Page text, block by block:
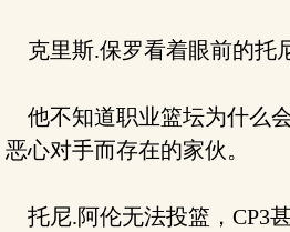
克里斯.保罗看着眼前的托
他不知道职业篮坛为什么
恶心对手而存在的家伙。
托尼.阿伦无法投篮，CP3